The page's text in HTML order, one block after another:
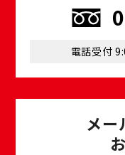
電話受付
メー